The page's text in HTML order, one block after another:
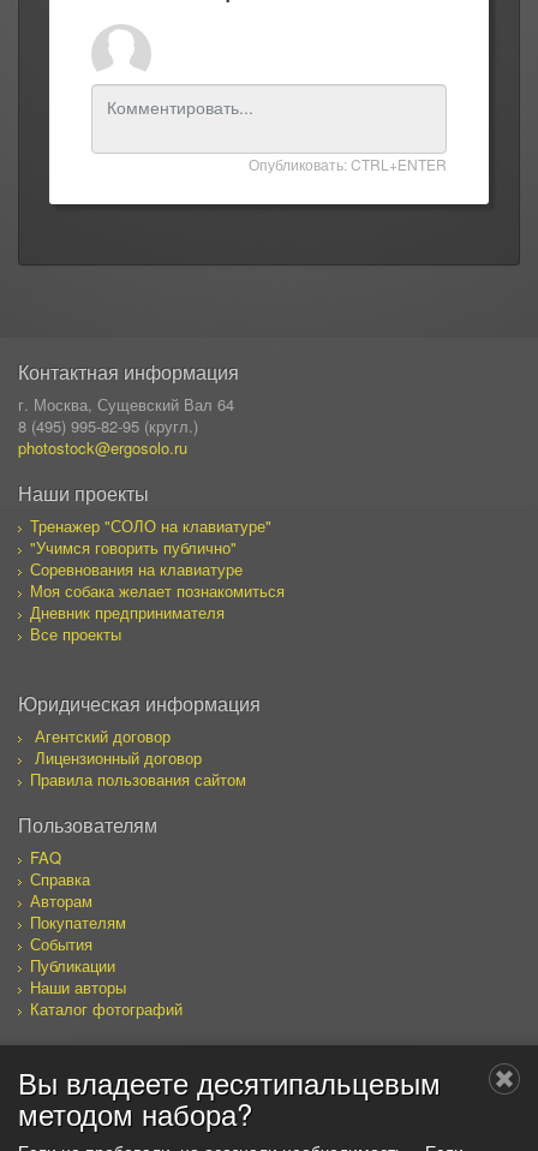
Опубликовать: CTRL+ENTER
Контактная информация
г. Москва, Сущевский Вал 64
8 (495) 995-82-95 (кругл.)
photostock@ergosolo.ru
Наши проекты
Тренажер "СОЛО на клавиатуре"
"Учимся говорить публично"
Соревнования на клавиатуре
Моя собака желает познакомиться
Дневник предпринимателя
Все проекты
Юридическая информация
Агентский договор
Лицензионный договор
Правила пользования сайтом
Пользователям
FAQ
Справка
Авторам
Покупателям
События
Публикации
Наши авторы
Каталог фотографий
Мы в социальных сетях
Вы владеете десятипальцевым
методом набора?